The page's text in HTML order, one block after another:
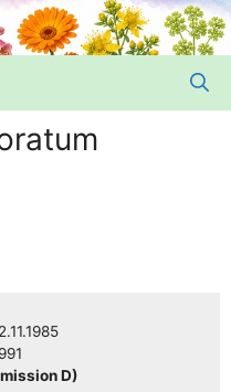
D)